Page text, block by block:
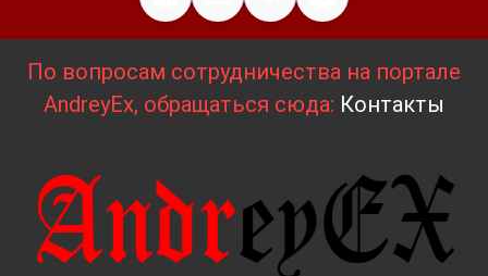
По вопросам сотрудничества на портале
AndreyEx, обращаться сюда: Контакты